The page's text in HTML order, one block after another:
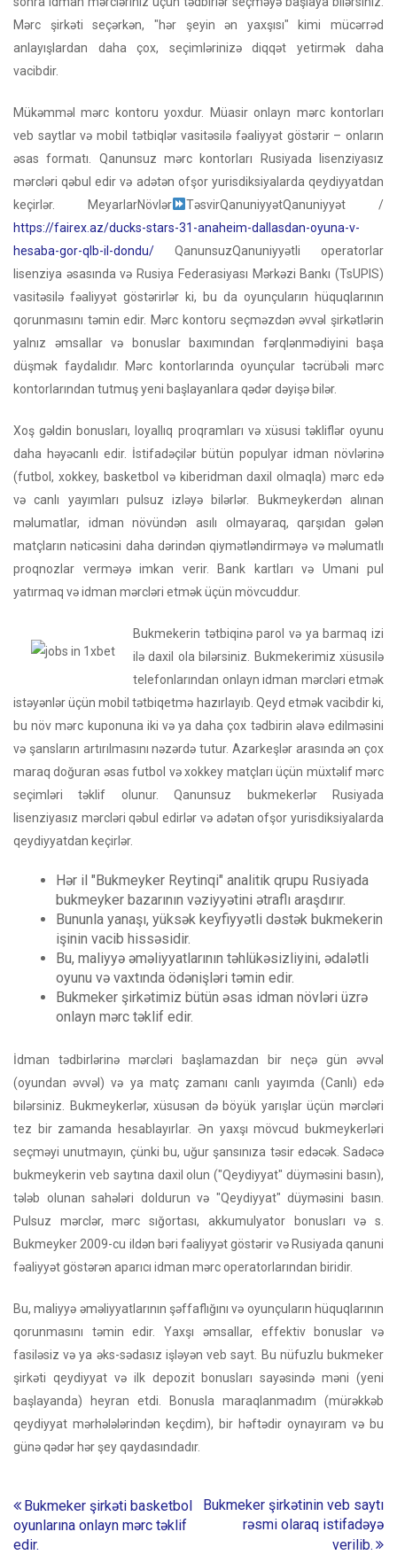
Mərc şirkəti seçərkən, "hər şeyin ən yaxşısı" kimi mücərrəd
anlayışlardan daha çox, seçimlərinizə diqqət yetirmək daha
vacibdir.
Mükəmməl mərc kontoru yoxdur. Müasir onlayn mərc kontorları
veb saytlar və mobil tətbiqlər vasitəsilə fəaliyyət göstərir – onların
əsas formatı. Qanunsuz mərc kontorları Rusiyada lisenziyasız
mərcləri qəbul edir və adətən ofşor yurisdiksiyalarda qeydiyyatdan
keçirlər. MeyarlarNövlər
TəsvirQanuniyyətQanuniyyət /
https://fairex.az/ducks-stars-31-anaheim-dallasdan-oyuna-v-
hesaba-gor-qlb-il-dondu/ QanunsuzQanuniyyətli operatorlar
lisenziya əsasında və Rusiya Federasiyası Mərkəzi Bankı (TsUPIS)
vasitəsilə fəaliyyət göstərirlər ki, bu da oyunçuların hüquqlarının
qorunmasını təmin edir. Mərc kontoru seçməzdən əvvəl şirkətlərin
yalnız əmsallar və bonuslar baxımından fərqlənmədiyini başa
düşmək faydalıdır. Mərc kontorlarında oyunçular təcrübəli mərc
kontorlarından tutmuş yeni başlayanlara qədər dəyişə bilər.
Xoş gəldin bonusları, loyallıq proqramları və xüsusi təkliflər oyunu
daha həyəcanlı edir. İstifadəçilər bütün populyar idman növlərinə
(futbol, ​​xokkey, basketbol və kiberidman daxil olmaqla) mərc edə
və canlı yayımları pulsuz izləyə bilərlər. Bukmeykerdən alınan
məlumatlar, idman növündən asılı olmayaraq, qarşıdan gələn
matçların nəticəsini daha dərindən qiymətləndirməyə və məlumatlı
proqnozlar verməyə imkan verir. Bank kartları və Umani pul
yatırmaq və idman mərcləri etmək üçün mövcuddur.
Bukmekerin tətbiqinə parol və ya barmaq izi
ilə daxil ola bilərsiniz. Bukmekerimiz xüsusilə
telefonlarından onlayn idman mərcləri etmək
istəyənlər üçün mobil tətbiqetmə hazırlayıb. Qeyd etmək vacibdir ki,
bu növ mərc kuponuna iki və ya daha çox tədbirin əlavə edilməsini
və şansların artırılmasını nəzərdə tutur. Azarkeşlər arasında ən çox
maraq doğuran əsas futbol və xokkey matçları üçün müxtəlif mərc
seçimləri təklif olunur. Qanunsuz bukmekerlər Rusiyada
lisenziyasız mərcləri qəbul edirlər və adətən ofşor yurisdiksiyalarda
qeydiyyatdan keçirlər.
Hər il "Bukmeyker Reytinqi" analitik qrupu Rusiyada
bukmeyker bazarının vəziyyətini ətraflı araşdırır.
Bununla yanaşı, yüksək keyfiyyətli dəstək bukmekerin
işinin vacib hissəsidir.
Bu, maliyyə əməliyyatlarının təhlükəsizliyini, ədalətli
oyunu və vaxtında ödənişləri təmin edir.
Bukmeker şirkətimiz bütün əsas idman növləri üzrə
onlayn mərc təklif edir.
İdman tədbirlərinə mərcləri başlamazdan bir neçə gün əvvəl
(oyundan əvvəl) və ya matç zamanı canlı yayımda (Canlı) edə
bilərsiniz. Bukmeykerlər, xüsusən də böyük yarışlar üçün mərcləri
tez bir zamanda hesablayırlar. Ən yaxşı mövcud bukmeykerləri
seçməyi unutmayın, çünki bu, uğur şansınıza təsir edəcək. Sadəcə
bukmeykerin veb saytına daxil olun ("Qeydiyyat" düyməsini basın),
tələb olunan sahələri doldurun və "Qeydiyyat" düyməsini basın.
Pulsuz mərclər, mərc sığortası, akkumulyator bonusları və s.
Bukmeyker 2009-cu ildən bəri fəaliyyət göstərir və Rusiyada qanuni
fəaliyyət göstərən aparıcı idman mərc operatorlarından biridir.
Bu, maliyyə əməliyyatlarının şəffaflığını və oyunçuların hüquqlarının
qorunmasını təmin edir. Yaxşı əmsallar, effektiv bonuslar və
fasiləsiz və ya əks-sədasız işləyən veb sayt. Bu nüfuzlu bukmeker
şirkəti qeydiyyat və ilk depozit bonusları sayəsində məni (yeni
başlayanda) heyran etdi. Bonusla maraqlanmadım (mürəkkəb
qeydiyyat mərhələlərindən keçdim), bir həftədir oynayıram və bu
günə qədər hər şey qaydasındadır.
Post
navigation
Bukmeker şirkəti basketbol
oyunlarına onlayn mərc təklif
edir.
Bukmeker şirkətinin veb saytı
rəsmi olaraq istifadəyə
verilib.